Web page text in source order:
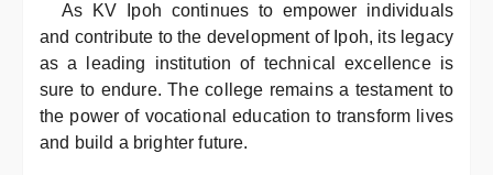
As KV Ipoh continues to empower individuals
and contribute to the development of Ipoh, its legacy
as a leading institution of technical excellence is
sure to endure. The college remains a testament to
the power of vocational education to transform lives
and build a brighter future.